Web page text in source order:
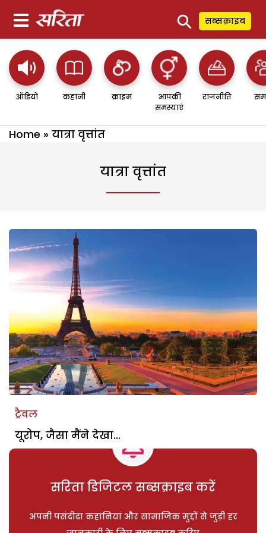
⚲ सब्सक्राइब
ऑडियो कहानी क्राइम
आपकी
समस्याएं
राजनीति
Home » यात्रा वृत्तांत
यात्रा वृत्तांत
ट्रैवल
यूरोप, जैसा मैंने देखा…
सरिता डिजिटल सब्सक्राइब करें
अपनी पसंदीदा कहानियां और सामाजिक मुद्दों से जुड़ी हर